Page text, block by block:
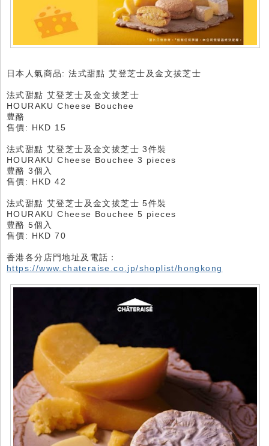
日本人氣商品: 法式甜點 艾登芝士及金文拔芝士
法式甜點 艾登芝士及金文拔芝士
HOURAKU Cheese Bouchee
豊酪
售價: HKD 15
法式甜點 艾登芝士及金文拔芝士 3件裝
HOURAKU Cheese Bouchee 3 pieces
豊酪 3個入
售價: HKD 42
法式甜點 艾登芝士及金文拔芝士 5件裝
HOURAKU Cheese Bouchee 5 pieces
豊酪 5個入
售價: HKD 70
香港各分店門地址及電話：
https://www.chateraise.co.jp/shoplist/hongkong